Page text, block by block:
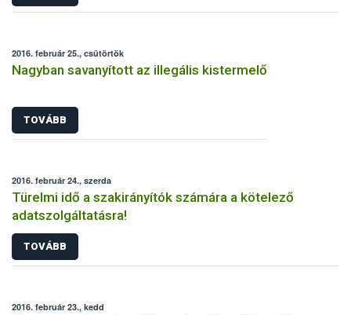
2016. február 25., csütörtök
Nagyban savanyított az illegális kistermelő
TOVÁBB
2016. február 24., szerda
Türelmi idő a szakirányítók számára a kötelező
adatszolgáltatásra!
TOVÁBB
2016. február 23., kedd